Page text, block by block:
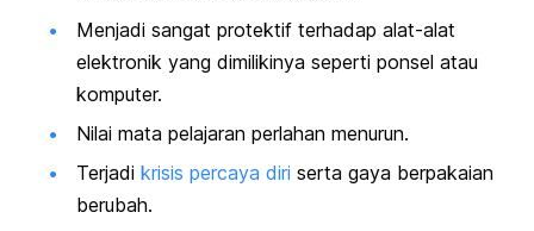
Menjadi sangat protektif terhadap alat-alat
elektronik yang dimilikinya seperti ponsel atau
komputer.
Nilai mata pelajaran perlahan menurun.
Terjadi krisis percaya diri serta gaya berpakaian
berubah.